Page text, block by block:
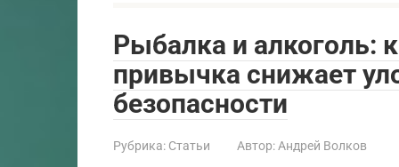
Рыбалка и алкоголь:
привычка снижает
безопасности
Рубрика: Статьи Автор: Андрей Волков